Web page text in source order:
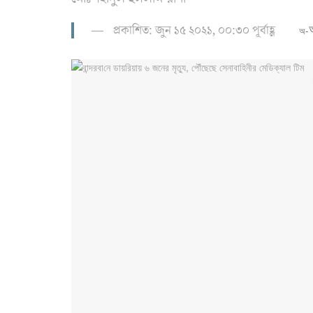
প্রকাশিত: জুন ১৫ ২০২১, ০০:৩০ পূর্বাহ্ণ অ-